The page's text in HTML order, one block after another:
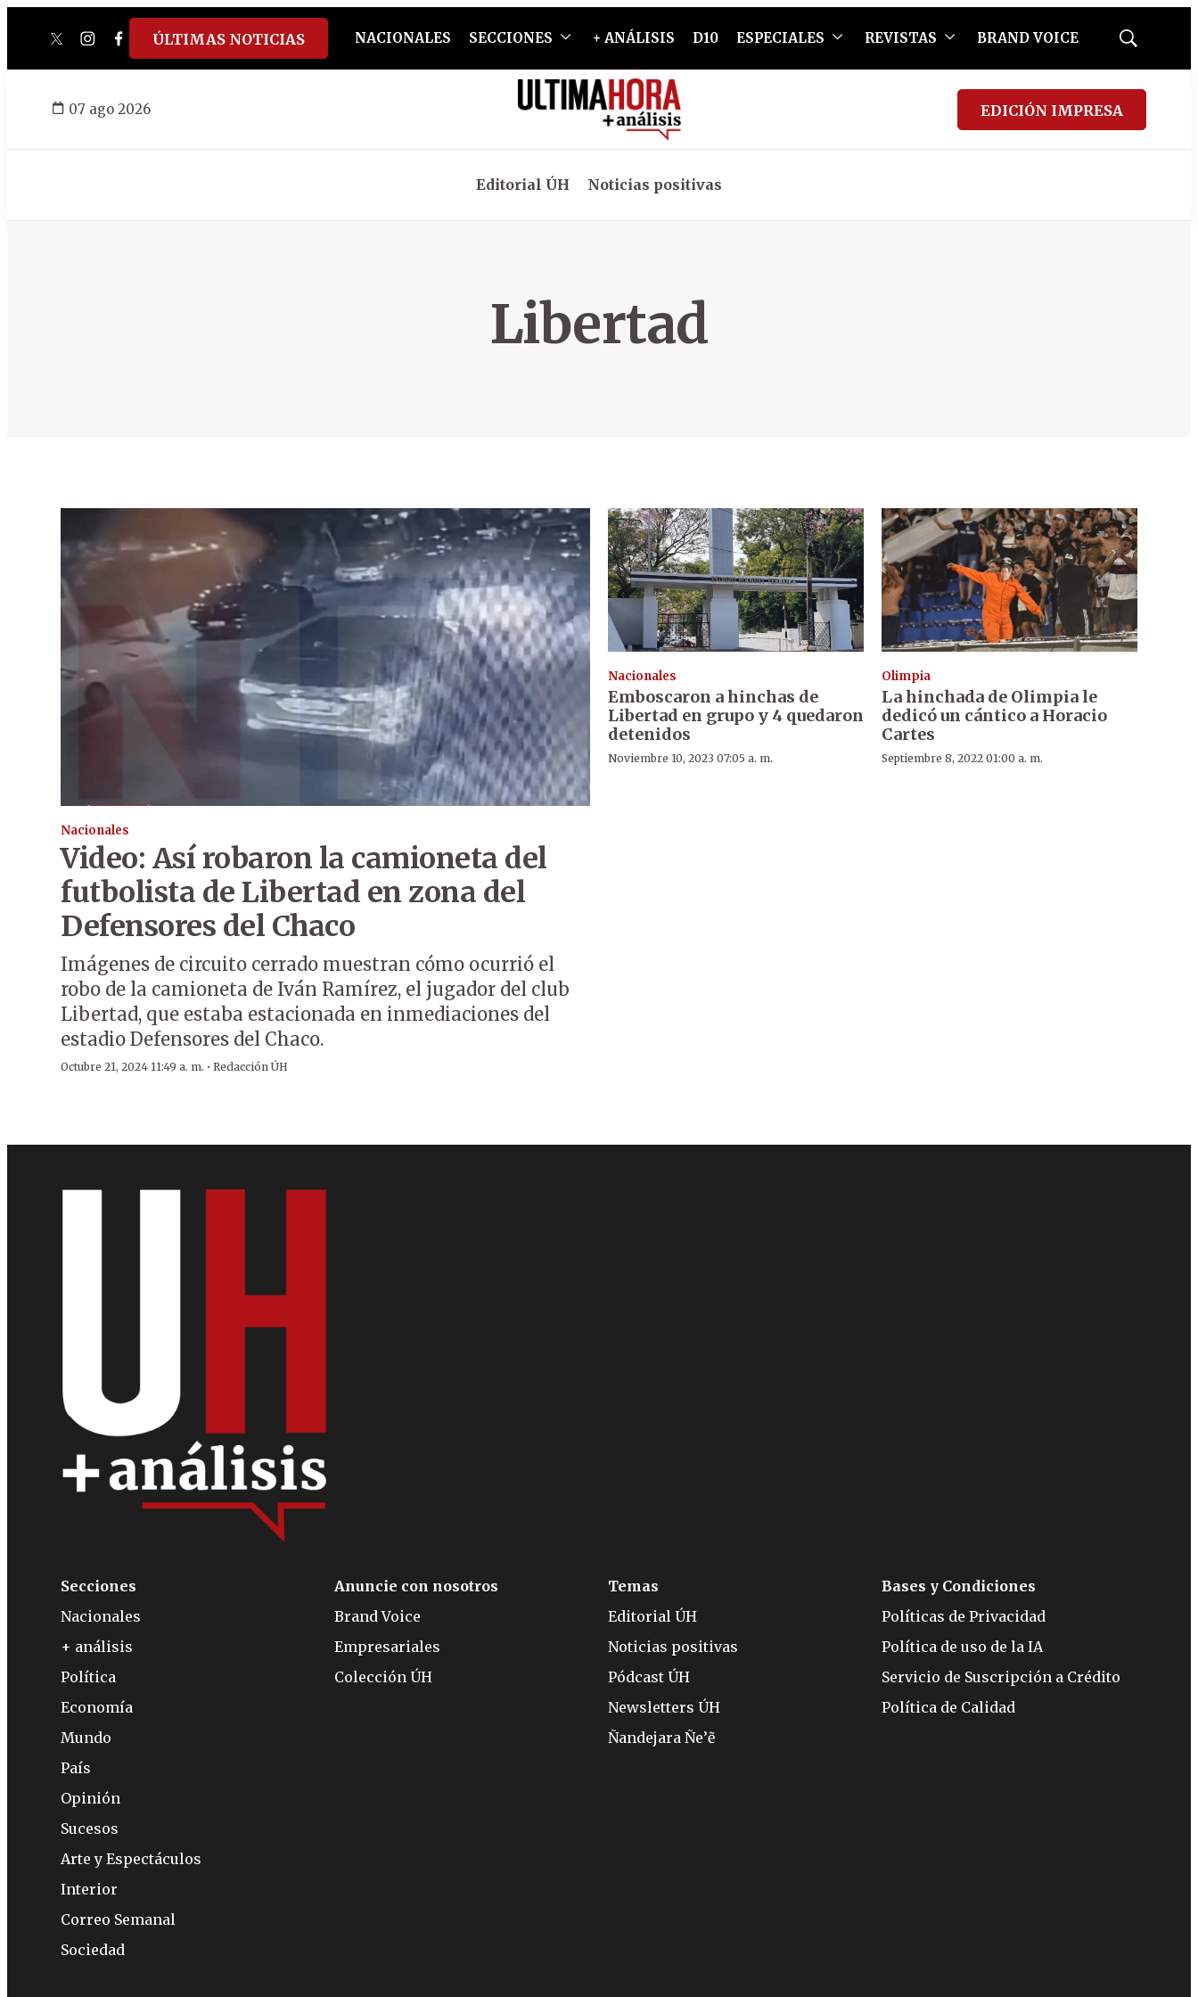
twitterinstagram
facebook
tiktokyoutube
spotify
ÚLTIMAS NOTICIAS NACIONALES SECCIONES + ANÁLISIS D10 ESPECIALES REVISTAS BRAND VOICE
Mostrar
07 ago 2026 EDICIÓN IMPRESA
Editorial ÚH Noticias positivas
Libertad
Nacionales
Video: Así robaron la camioneta del
futbolista de Libertad en zona del
Defensores del Chaco
Imágenes de circuito cerrado muestran cómo ocurrió el
robo de la camioneta de Iván Ramírez, el jugador del club
Libertad, que estaba estacionada en inmediaciones del
estadio Defensores del Chaco.
Octubre 21, 2024 11:49 a. m. · Redacción ÚH
Nacionales
Emboscaron a hinchas de
Libertad en grupo y 4 quedaron
detenidos
Noviembre 10, 2023 07:05 a. m.
Olimpia
La hinchada de Olimpia le
dedicó un cántico a Horacio
Cartes
Septiembre 8, 2022 01:00 a. m.
Secciones
Nacionales
+ análisis
Política
Economía
Mundo
País
Opinión
Sucesos
Arte y Espectáculos
Interior
Correo Semanal
Sociedad
Anuncie con nosotros
Brand Voice
Empresariales
Colección ÚH
Temas
Editorial ÚH
Noticias positivas
Pódcast ÚH
Newsletters ÚH
Ñandejara Ñe’ẽ
Bases y Condiciones
Políticas de Privacidad
Política de uso de la IA
Servicio de Suscripción a Crédito
Política de Calidad